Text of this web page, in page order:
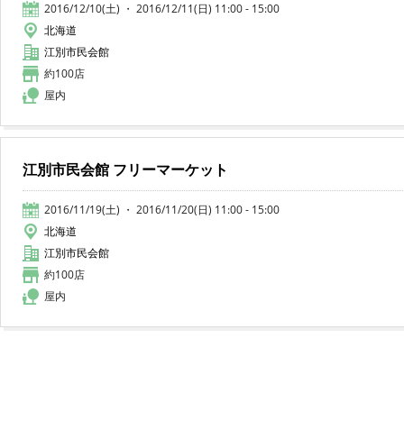
2016/12/10(土) ・ 2016/12/11(日) 11:00 - 15:00
北海道
江別市民会館
約100店
屋内
江別市民会館 フリーマーケット
2016/11/19(土) ・ 2016/11/20(日) 11:00 - 15:00
北海道
江別市民会館
約100店
屋内